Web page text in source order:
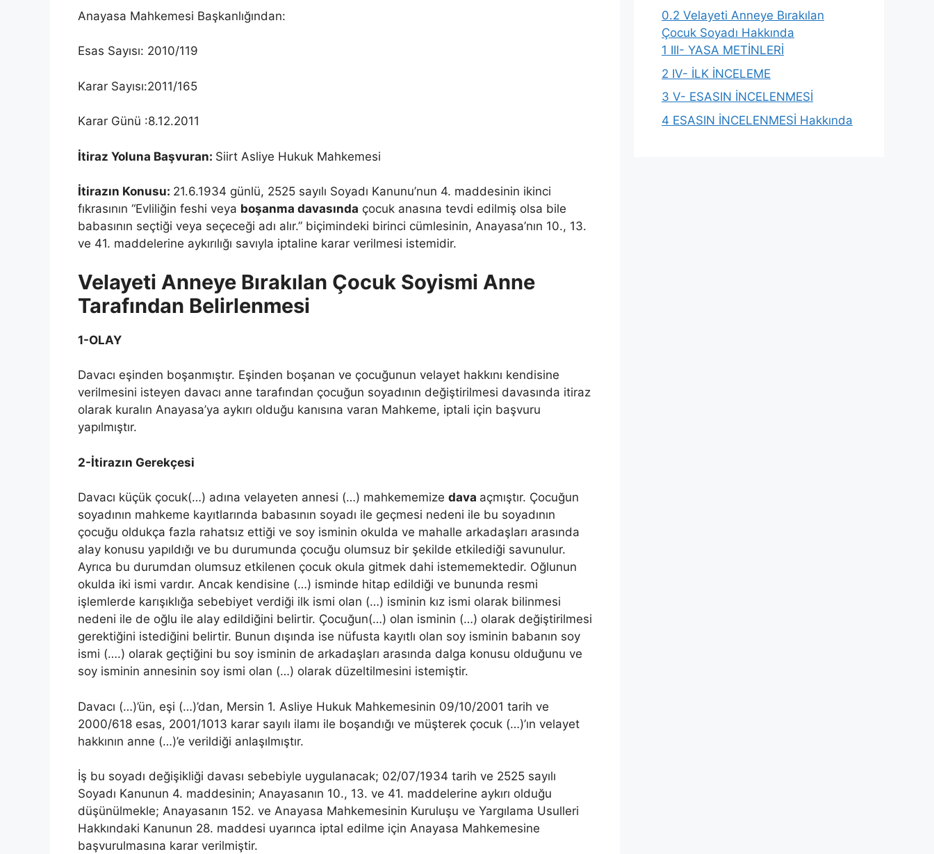
Anayasa Mahkemesi Başkanlığından:
Esas Sayısı: 2010/119
Karar Sayısı:2011/165
Karar Günü :8.12.2011
İtiraz Yoluna Başvuran: Siirt Asliye Hukuk Mahkemesi
İtirazın Konusu: 21.6.1934 günlü, 2525 sayılı Soyadı Kanunu’nun 4. maddesinin ikinci
fıkrasının “Evliliğin feshi veya boşanma davasında çocuk anasına tevdi edilmiş olsa bile
babasının seçtiği veya seçeceği adı alır.” biçimindeki birinci cümlesinin, Anayasa’nın 10., 13.
ve 41. maddelerine aykırılığı savıyla iptaline karar verilmesi istemidir.
Velayeti Anneye Bırakılan Çocuk Soyismi Anne
Tarafından Belirlenmesi
1-OLAY
Davacı eşinden boşanmıştır. Eşinden boşanan ve çocuğunun velayet hakkını kendisine
verilmesini isteyen davacı anne tarafından çocuğun soyadının değiştirilmesi davasında itiraz
olarak kuralın Anayasa’ya aykırı olduğu kanısına varan Mahkeme, iptali için başvuru
yapılmıştır.
2-İtirazın Gerekçesi
Davacı küçük çocuk(…) adına velayeten annesi (…) mahkememize dava açmıştır. Çocuğun
soyadının mahkeme kayıtlarında babasının soyadı ile geçmesi nedeni ile bu soyadının
çocuğu oldukça fazla rahatsız ettiği ve soy isminin okulda ve mahalle arkadaşları arasında
alay konusu yapıldığı ve bu durumunda çocuğu olumsuz bir şekilde etkilediği savunulur.
Ayrıca bu durumdan olumsuz etkilenen çocuk okula gitmek dahi istememektedir. Oğlunun
okulda iki ismi vardır. Ancak kendisine (…) isminde hitap edildiği ve bununda resmi
işlemlerde karışıklığa sebebiyet verdiği ilk ismi olan (…) isminin kız ismi olarak bilinmesi
nedeni ile de oğlu ile alay edildiğini belirtir. Çocuğun(…) olan isminin (…) olarak değiştirilmesi
gerektiğini istediğini belirtir. Bunun dışında ise nüfusta kayıtlı olan soy isminin babanın soy
ismi (….) olarak geçtiğini bu soy isminin de arkadaşları arasında dalga konusu olduğunu ve
soy isminin annesinin soy ismi olan (…) olarak düzeltilmesini istemiştir.
Davacı (…)’ün, eşi (…)’dan, Mersin 1. Asliye Hukuk Mahkemesinin 09/10/2001 tarih ve
2000/618 esas, 2001/1013 karar sayılı ilamı ile boşandığı ve müşterek çocuk (…)’ın velayet
hakkının anne (…)’e verildiği anlaşılmıştır.
İş bu soyadı değişikliği davası sebebiyle uygulanacak; 02/07/1934 tarih ve 2525 sayılı
Soyadı Kanunun 4. maddesinin; Anayasanın 10., 13. ve 41. maddelerine aykırı olduğu
düşünülmekle; Anayasanın 152. ve Anayasa Mahkemesinin Kuruluşu ve Yargılama Usulleri
Hakkındaki Kanunun 28. maddesi uyarınca iptal edilme için Anayasa Mahkemesine
başvurulmasına karar verilmiştir.
0.2 Velayeti Anneye Bırakılan
Çocuk Soyadı Hakkında
1 III- YASA METİNLERİ
2 IV- İLK İNCELEME
3 V- ESASIN İNCELENMESİ
4 ESASIN İNCELENMESİ Hakkında